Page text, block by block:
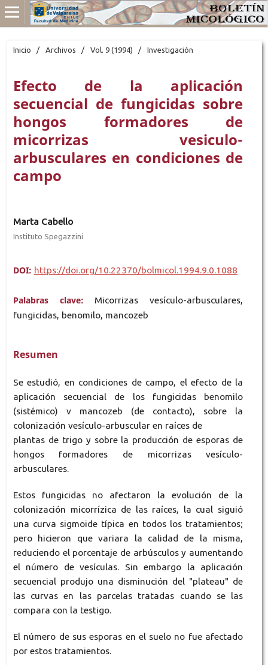
Inicio / Archivos / Vol. 9 (1994) / Investigación
Efecto de la aplicación
secuencial de fungicidas sobre
hongos formadores de
micorrizas vesiculo-
arbusculares en condiciones de
campo
Marta Cabello
Instituto Spegazzini
DOI: https://doi.org/10.22370/bolmicol.1994.9.0.1088
Palabras clave: Micorrizas vesículo-arbusculares,
fungicidas, benomilo, mancozeb
Resumen
Se estudió, en condiciones de campo, el efecto de la
aplicación secuencial de los fungicidas benomilo
(sistémico) v mancozeb (de contacto), sobre la
colonización vesículo-arbuscular en raíces de
plantas de trigo y sobre la producción de esporas de
hongos formadores de micorrizas vesículo-
arbusculares.
Estos fungicidas no afectaron la evolución de la
colonización micorrízica de las raíces, la cual siguió
una curva sigmoide típica en todos los tratamientos;
pero hicieron que variara la calidad de la misma,
reduciendo el porcentaje de arbúsculos y aumentando
el número de vesículas. Sin embargo la aplicación
secuencial produjo una disminución del "plateau" de
las curvas en las parcelas tratadas cuando se las
compara con la testigo.
El número de sus esporas en el suelo no fue afectado
por estos tratamientos.